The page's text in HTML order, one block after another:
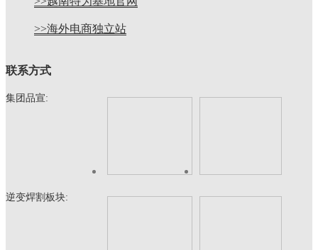
>>海外电商独立站
联系方式
集团品宣:
逆变焊割板块: